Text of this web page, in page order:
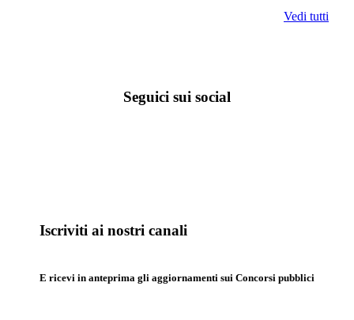
Vedi tutti
Seguici sui social
Iscriviti ai nostri canali
E ricevi in anteprima gli aggiornamenti sui Concorsi pubblici